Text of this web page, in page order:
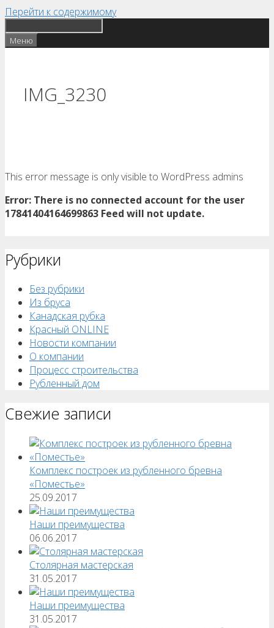
Перейти к содержимому
Меню
IMG_3230
This error message is only visible to WordPress admins
Error: There is no connected account for the user
17841404164699863 Feed will not update.
Рубрики
Без рубрики
Из бруса
Канадская рубка
Красный ONLINE
Новости компании
О компании
Процесс строительства
Рубленный дом
Свежие записи
Комплекс построек из рубленного бревна
«Поместье»
25.09.2017
Наши преимущества
06.06.2017
Столярная мастерская
31.05.2017
Наши преимущества
31.05.2017